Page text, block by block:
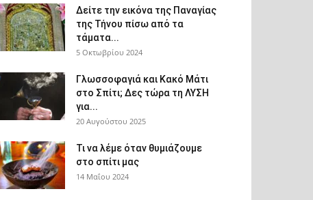
Δείτε την εικόνα της Παναγίας
της Τήνου πίσω από τα
τάματα...
5 Οκτωβρίου 2024
Γλωσσοφαγιά και Κακό Μάτι
στο Σπίτι; Δες τώρα τη ΛΥΣΗ
για...
20 Αυγούστου 2025
Τι να λέμε όταν θυμιάζουμε
στο σπίτι μας
14 Μαΐου 2024